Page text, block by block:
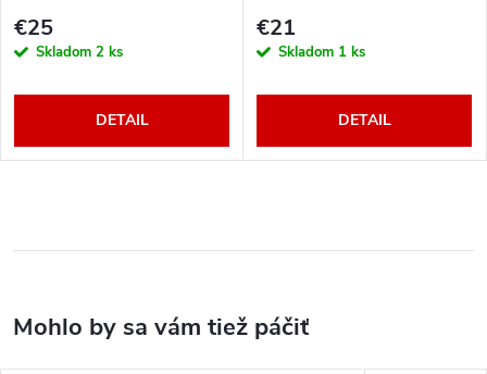
€25
Skladom 2 ks
DETAIL
€21
Skladom 1 ks
DETAIL